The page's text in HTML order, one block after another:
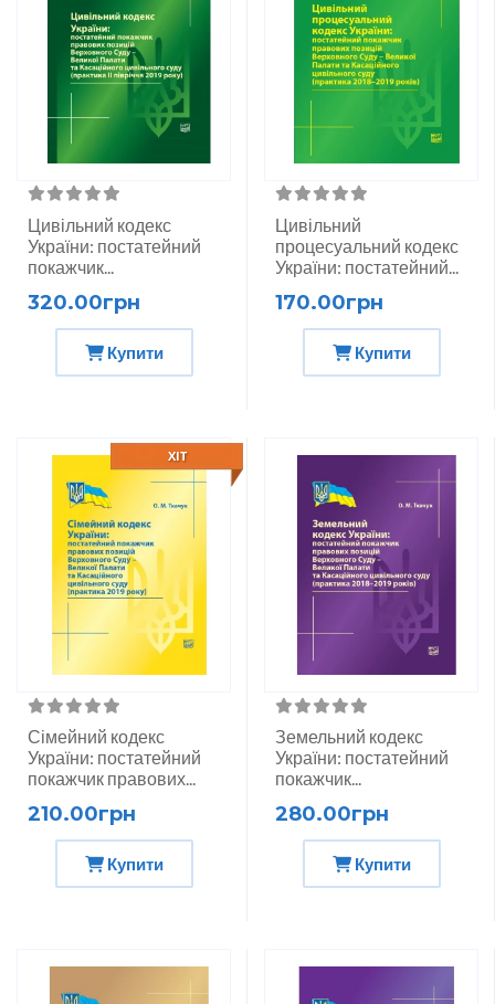
Цивільний кодекс
України: постатейний
покажчик...
320.00грн
Купити
Цивільний
процесуальний кодекс
України: постатейний...
170.00грн
Купити
Сімейний кодекс
України: постатейний
покажчик правових...
ХІТ
210.00грн
Купити
Земельний кодекс
України: постатейний
покажчик...
280.00грн
Купити